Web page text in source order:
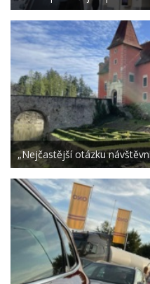
„Nejčastější otázku